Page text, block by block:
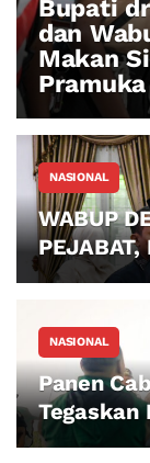
Bupati
dan
Makan
NASIONAL
WABUP
PEJABAT,
CAMAT
NASIONAL
Panen
Tegaskan
Distribusi